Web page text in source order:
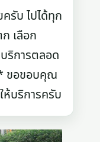
ครับ ไปได้ทุก
เลือก
ริการตลอด
ขอขอบคุณ
ห้บริการครับ